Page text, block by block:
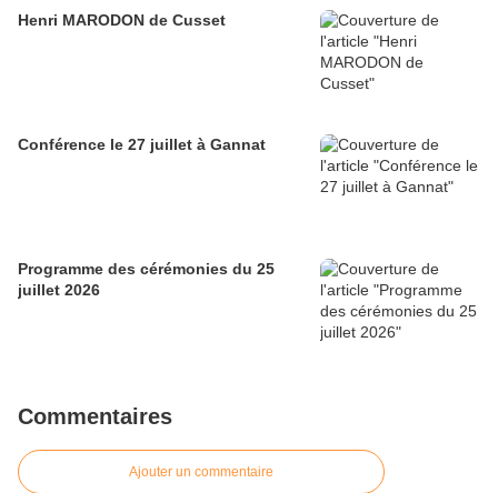
Henri MARODON de Cusset
Conférence le 27 juillet à Gannat
Programme des cérémonies du 25
juillet 2026
Commentaires
Ajouter un commentaire